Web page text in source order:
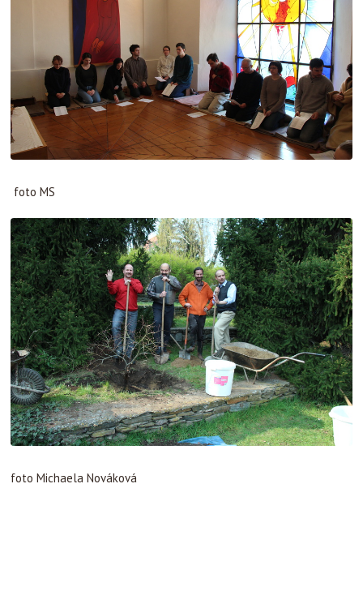
foto MS
foto Michaela Nováková